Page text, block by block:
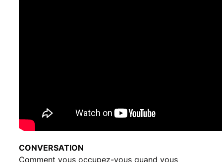
CONVERSATION
Comment vous occupez-vous quand vous